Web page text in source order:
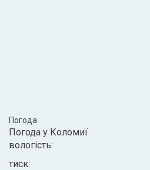
Погода
Погода у Коломиї
вологість:
тиск: